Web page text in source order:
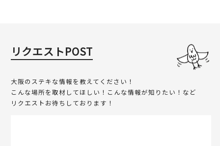
リクエストPOST
大阪のステキな情報を教えてください！
こんな場所を取材してほしい！こんな情報が知りたい！など
リクエストお待ちしております！